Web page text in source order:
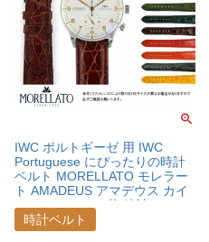
IWC ポルトギーゼ 用 IWC
Portuguese にぴったりの時計
ベルト MORELLATO モレラー
ト AMADEUS アマデウス カイ
マンクロコ ワニ革 時計ベルト
U0518052IWCPTS
時計ベルト